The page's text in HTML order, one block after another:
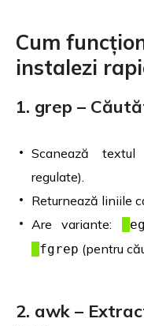
Cum
instalezi
1. grep –
Scanează
regulate).
Returnează liniile
Are variante:
fgrep (pentru
2. awk –